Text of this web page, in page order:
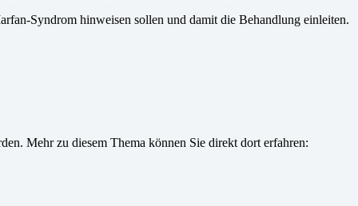
Syndrom hinweisen sollen und damit die Behandlung einleiten.
Mehr zu diesem Thema können Sie direkt dort erfahren: